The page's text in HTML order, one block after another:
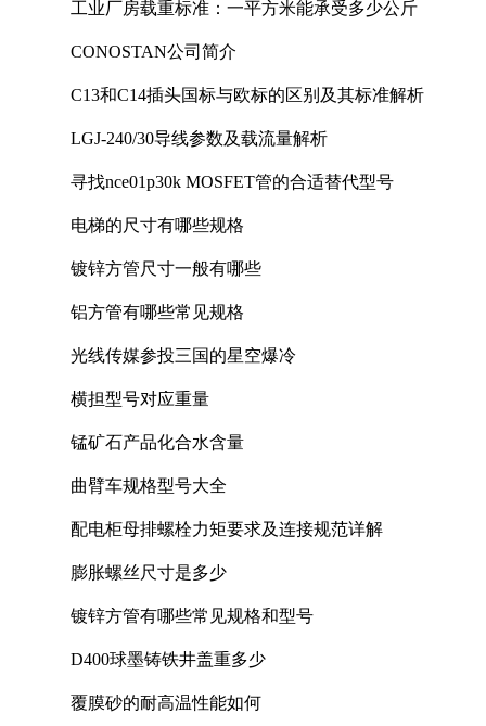
工业厂房载重标准：一平方米能承受多少公斤
CONOSTAN公司简介
C13和C14插头国标与欧标的区别及其标准解析
LGJ-240/30导线参数及载流量解析
寻找nce01p30k MOSFET管的合适替代型号
电梯的尺寸有哪些规格
镀锌方管尺寸一般有哪些
铝方管有哪些常见规格
光线传媒参投三国的星空爆冷
横担型号对应重量
锰矿石产品化合水含量
曲臂车规格型号大全
配电柜母排螺栓力矩要求及连接规范详解
膨胀螺丝尺寸是多少
镀锌方管有哪些常见规格和型号
D400球墨铸铁井盖重多少
覆膜砂的耐高温性能如何